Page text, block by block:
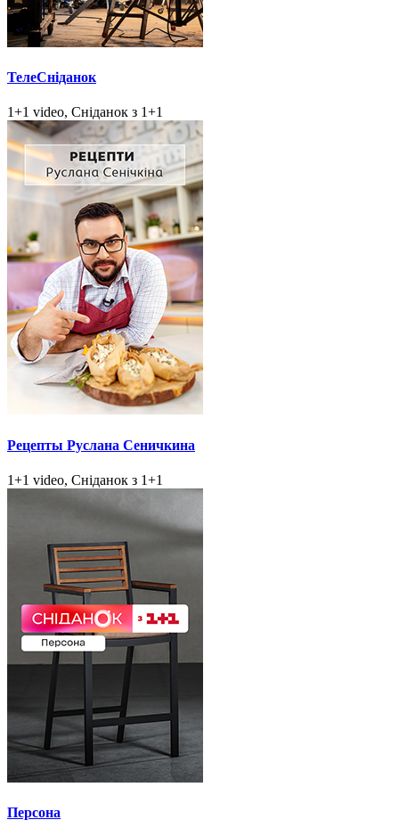
ТелеСніданок
1+1 video, Сніданок з 1+1
Рецепты Руслана Сеничкина
1+1 video, Сніданок з 1+1
Персона